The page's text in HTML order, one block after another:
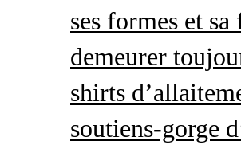
ses formes et
demeurer
shirts
soutiens-gorge